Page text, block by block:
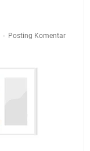
Posting Komentar